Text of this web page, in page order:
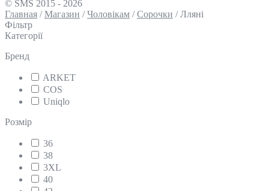
© SMS 2015 - 2026
Главная /Магазин /Чоловікам /Сорочки /Лляні
Фільтр
Категорії
Бренд
ARKET
COS
Uniqlo
Розмір
36
38
3XL
40